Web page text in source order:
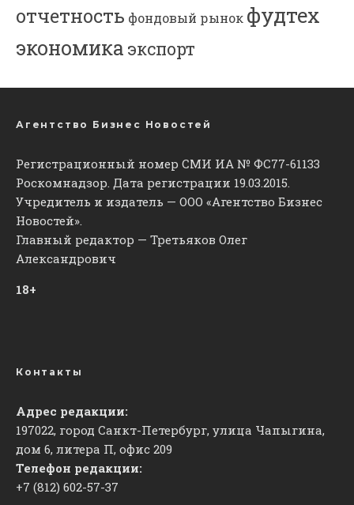
отчетность фондовый рынок фудтех
экономика экспорт
Агентство Бизнес Новостей
Регистрационный номер СМИ ИА № ФС77-61133
Роскомнадзор. Дата регистрации 19.03.2015.
Учредитель и издатель — ООО «Агентство Бизнес
Новостей».
Главный редактор — Третьяков Олег
Александрович
18+
Контакты
Адрес редакции:
197022, город Санкт-Петербург, улица Чапыгина,
дом 6, литера П, офис 209
Телефон редакции:
+7 (812) 602-57-37